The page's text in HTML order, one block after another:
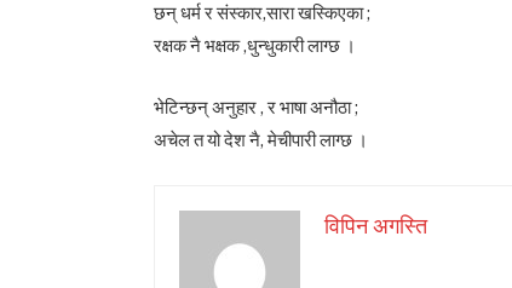
छन् धर्म र संस्कार,सारा खस्किएका ;
रक्षक नै भक्षक ,धुन्धुकारी लाग्छ ।
भेटिन्छन् अनुहार , र भाषा अनौठा ;
अचेल त यो देश नै, मेचीपारी लाग्छ ।
विपिन अगस्ति